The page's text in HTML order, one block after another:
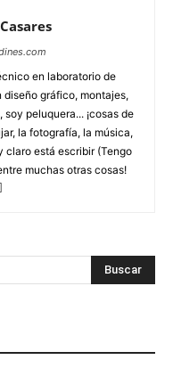
en laboratorio de
gráfico, montajes,
peluquera... ¡cosas de
la fotografía, la música,
claro está escribir (Tengo
muchas otras cosas!